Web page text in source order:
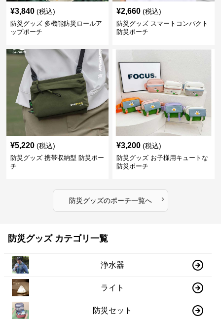
¥3,840 (税込)
防災グッズ 多機能防災ロールア
ップポーチ
¥2,660 (税込)
防災グッズ スマートコンパクト
防災ポーチ
¥5,220 (税込)
防災グッズ 携帯収納型 防災ポー
チ
¥3,200 (税込)
防災グッズ お子様用キュートな
防災ポーチ
防災グッズのポーチ一覧へ ›
防災グッズ カテゴリ一覧
浄水器
ライト
防災セット